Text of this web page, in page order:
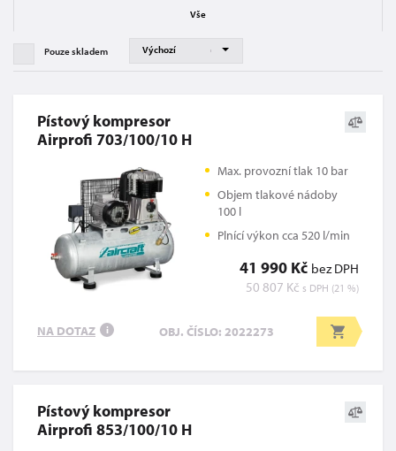
Vše
Pouze skladem
Pístový kompresor
Airprofi 703/100/10 H
Max. provozní tlak 10 bar
Objem tlakové nádoby
100 l
Plnící výkon cca 520 l/min
41 990 Kč bez DPH
50 807 Kč s DPH (21 %)
NA DOTAZ i OBJ. ČÍSLO: 2022273
Pístový kompresor
Airprofi 853/100/10 H